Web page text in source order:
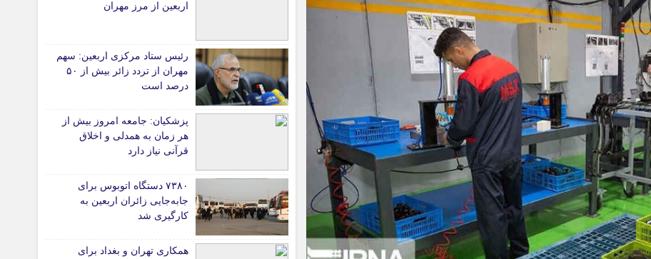
تبلیغات
دانشگاه
آموزش و پرورش
بهداشت و درمان
سبک زندگی
حوادث، انتظامی
شهری و رفاهی
شهرداری و شورای شهر
*چندرسانه‌ای
فیلم
گالری
*استان ها
آذربایجان شرقی
آذربایجان غربی
*ماناسپهر
اطلاعیه
اربعین از مرز مهران
رئیس ستاد مرکزی اربعین: سهم
مهران از تردد زائر بیش از ۵۰
درصد است
پزشکیان: جامعه امروز بیش از
هر زمان به همدلی و اخلاق
قرآنی نیاز دارد
۷۳۸۰ دستگاه اتوبوس برای
جابه‌جایی زائران اربعین به‌
کارگیری شد
همکاری تهران و بغداد برای